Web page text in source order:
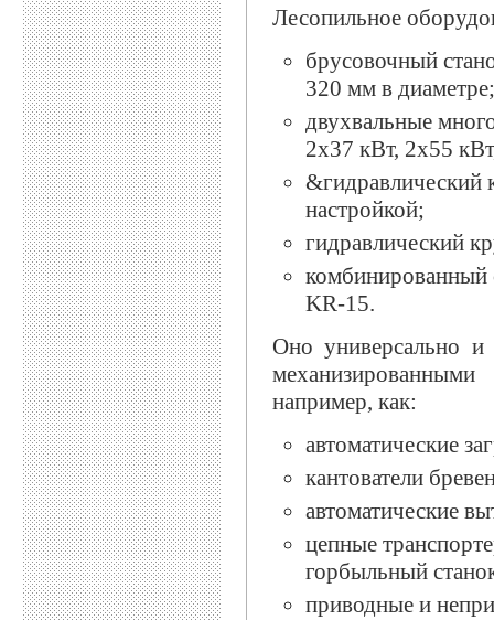
Лесопильное
брусовочный
320 мм в диаметре;
двухвальные
2х37 кВт, 2х55
&гидравлический
настройкой;
гидравлический
комбинированный
KR-15.
Оно универсально и
например, как:
автоматические
кантователи
автоматические
цепные
горбыльный
приводные и